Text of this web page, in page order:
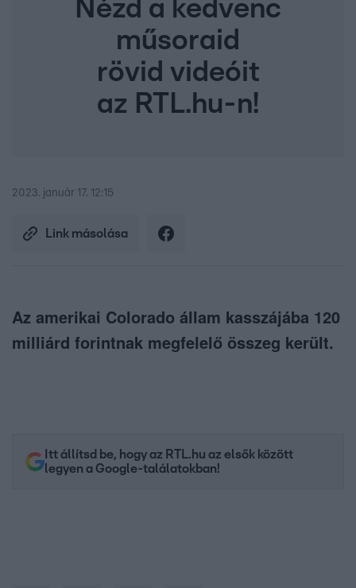
Nézd a kedvenc
műsoraid
rövid videóit
az RTL.hu-n!
2023. január 17. 12:15
Link másolása
Az amerikai Colorado állam kasszájába 120
milliárd forintnak megfelelő összeg került.
Itt állítsd be, hogy az RTL.hu az elsők között
legyen a Google-találatokban!